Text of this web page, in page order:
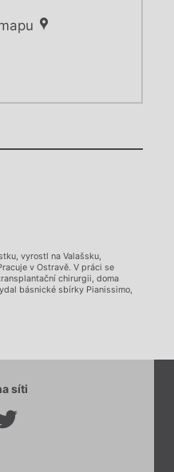
vyrostl na Valašsku,
v Ostravě. V práci se
chirurgii, doma
básnické sbírky Pianissimo,
síti